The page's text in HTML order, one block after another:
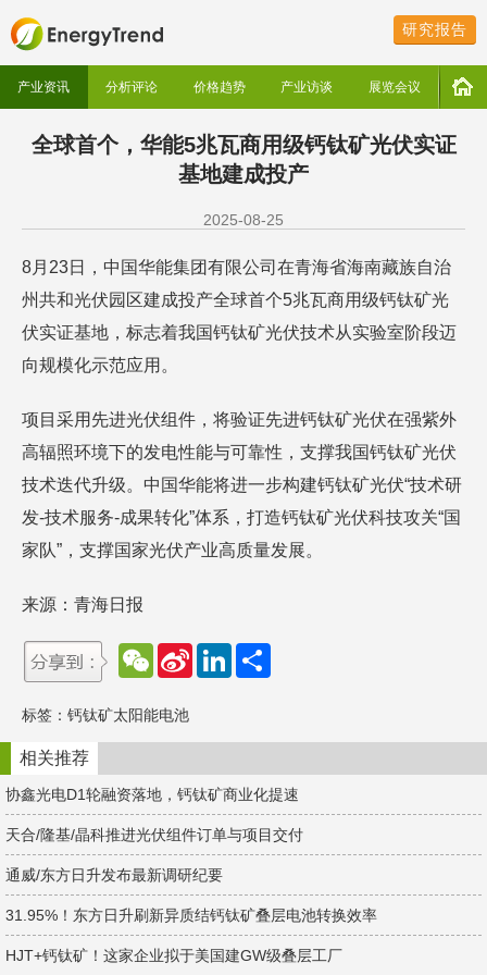
研究报告
产业资讯 分析评论 价格趋势 产业访谈 展览会议
全球首个，华能5兆瓦商用级钙钛矿光伏实证
基地建成投产
2025-08-25
8月23日，中国华能集团有限公司在青海省海南藏族自治
州共和光伏园区建成投产全球首个5兆瓦商用级钙钛矿光
伏实证基地，标志着我国钙钛矿光伏技术从实验室阶段迈
向规模化示范应用。
项目采用先进光伏组件，将验证先进钙钛矿光伏在强紫外
高辐照环境下的发电性能与可靠性，支撑我国钙钛矿光伏
技术迭代升级。中国华能将进一步构建钙钛矿光伏“技术研
发-技术服务-成果转化”体系，打造钙钛矿光伏科技攻关“国
家队”，支撑国家光伏产业高质量发展。
来源：青海日报
W
e
a
t
S
e
b
o
L
d
n
标签： 钙钛矿太阳能电池
相关推荐
协鑫光电D1轮融资落地，钙钛矿商业化提速
天合/隆基/晶科推进光伏组件订单与项目交付
通威/东方日升发布最新调研纪要
31.95%！东方日升刷新异质结钙钛矿叠层电池转换效率
HJT+钙钛矿！这家企业拟于美国建GW级叠层工厂